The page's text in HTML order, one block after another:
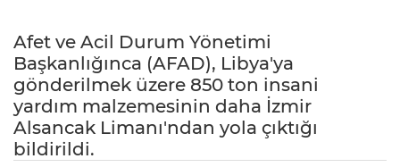
Afet ve Acil Durum Yönetimi
Başkanlığınca (AFAD), Libya'ya
gönderilmek üzere 850 ton insani
yardım malzemesinin daha İzmir
Alsancak Limanı'ndan yola çıktığı
bildirildi.